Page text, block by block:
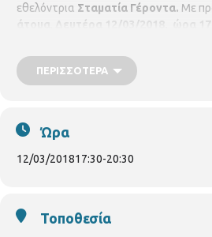
εθελόντρια Σταματία Γέροντα. Με
άτομα
Δευτέρα 12/03/2018, ώρα
ΠΕΡΙΣΣΌΤΕΡΑ
Ώρα
12/03/201817:30-20:30
Τοποθεσία